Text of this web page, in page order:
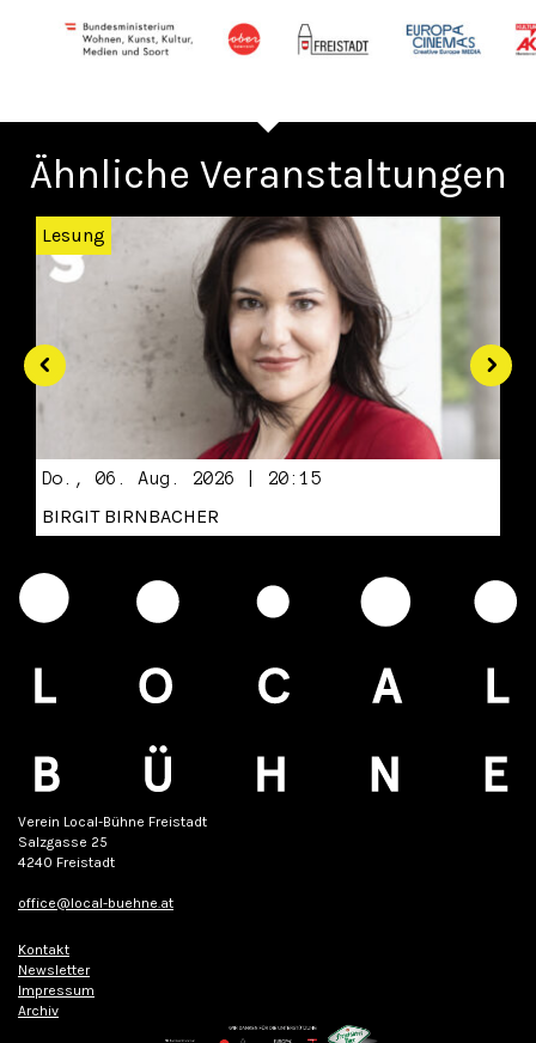
Ähnliche Veranstaltungen
Zurück
Lesung
Do., 06. Aug. 2026 | 20:15
BIRGIT BIRNBACHER
Verein Local-Bühne Freistadt
Salzgasse 25
4240 Freistadt
office@local-buehne.at
Kontakt
Newsletter
Impressum
Archiv